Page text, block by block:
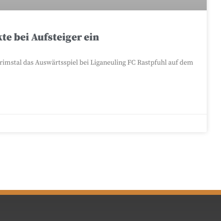
bei Aufsteiger ein
das Auswärtsspiel bei Liganeuling FC Rastpfuhl auf dem